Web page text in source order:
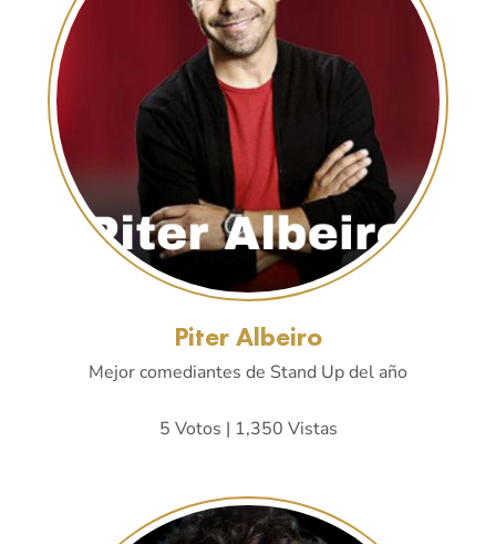
Piter Albeiro
Mejor comediantes de Stand Up del año
5 Votos | 1,350 Vistas